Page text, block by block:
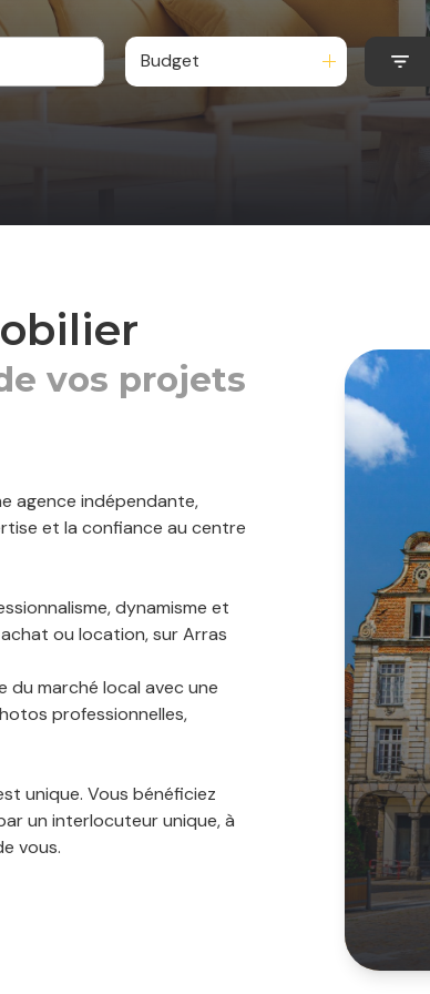
Budget
vos projets
agence indépendante,
et la confiance au centre
dynamisme et
ou location, sur Arras
du marché local avec une
professionnelles,
unique. Vous bénéficiez
un interlocuteur unique, à
vous.